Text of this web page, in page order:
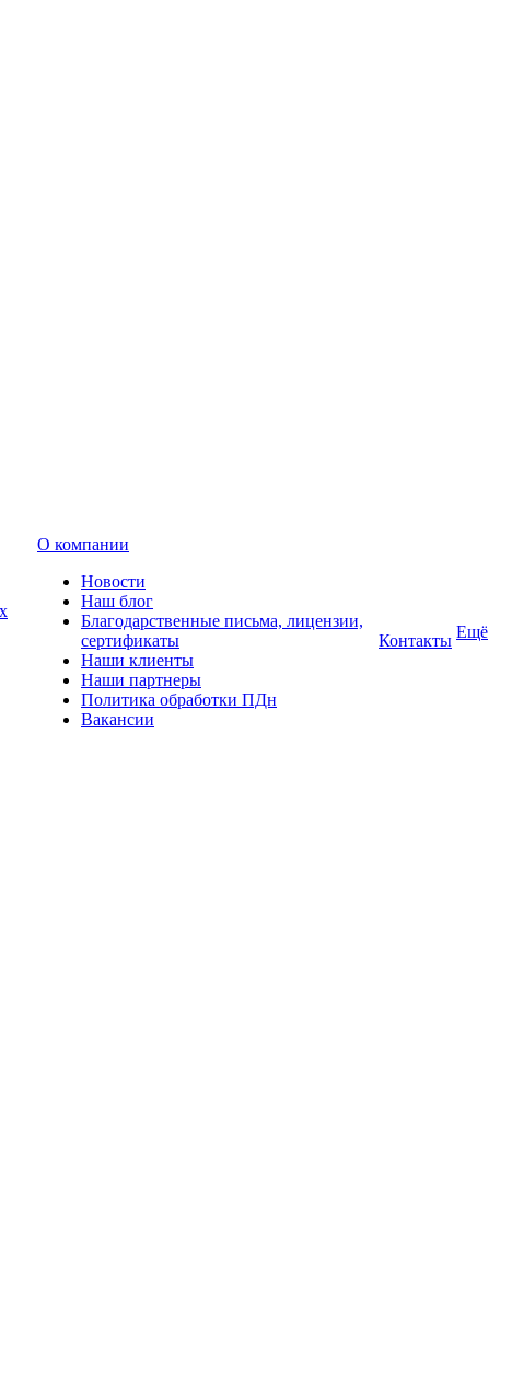
О компании
Новости
Наш блог
Благодарственные письма, лицензии,
сертификаты
Наши клиенты
Наши партнеры
Политика обработки ПДн
Вакансии
Контакты Ещё